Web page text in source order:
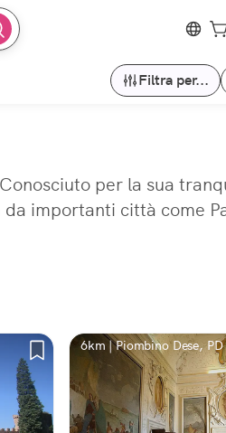
Filtra per...
per la sua
importanti città come
6km | Piombino Dese, PD